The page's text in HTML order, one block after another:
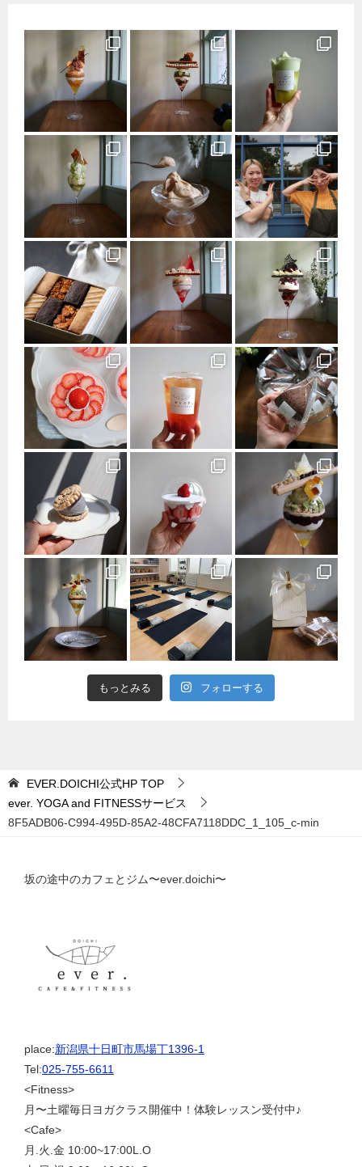
もっとみる フォローする
EVER.DOICHI公式HP TOP
ever. YOGA and FITNESSサービス
8F5ADB06-C994-495D-85A2-48CFA7118DDC_1_105_c-min
坂の途中のカフェとジム〜ever.doichi〜
place:新潟県十日町市馬場丁1396-1
Tel:025-755-6611
<Fitness>
月〜土曜毎日ヨガクラス開催中！体験レッスン受付中♪
<Cafe>
月.火.金 10:00~17:00L.O